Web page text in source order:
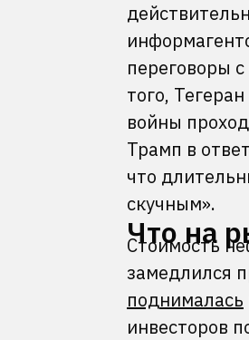
переговоры
того,
войны
Трамп в
что
скучным».
Что на
Стоимость
замедлился
поднималась
инвесторов